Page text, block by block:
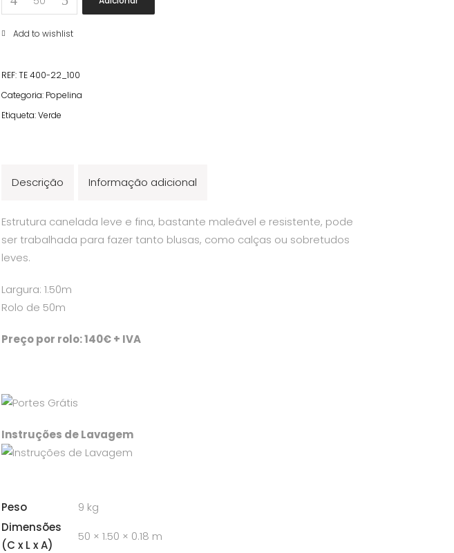
Média
Verde
Add to wishlist
REF:TE 400-22_100
Categoria: Popelina
Etiqueta:Verde
Descrição Informação adicional
Estrutura canelada leve e fina, bastante maleável e resistente, pode
ser trabalhada para fazer tanto blusas, como calças ou sobretudos
leves.
Largura: 1.50m
Rolo de 50m
Preço por rolo: 140€ + IVA
Instruções de Lavagem
Peso
9 kg
Dimensões
(C x L x A)
50 × 1.50 × 0.18 m